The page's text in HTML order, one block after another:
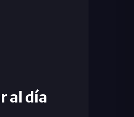
al día